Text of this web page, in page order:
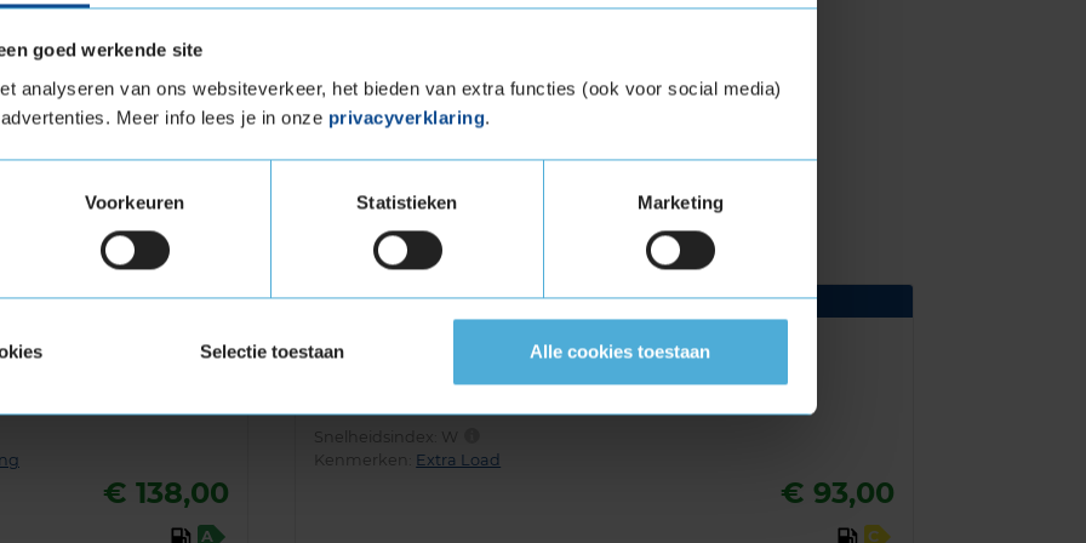
goed werkende site
analyseren van ons websiteverkeer, het bieden van extra functies (ook voor social media)
Meer info lees je in onze privacyverklaring.
Voorkeuren Statistieken Marketing
Selectie toestaan Alle cookies toestaan
in de maat 225 45 R17 eenvoudig online en
in bij jouw KwikFit vestiging.
deze autoband: 225 45 R17
€ 138,00
A
Budget alternatief
Arrowspeed AS-S01
Snelheidsindex: W
Kenmerken: Extra Load
€ 93,00
C